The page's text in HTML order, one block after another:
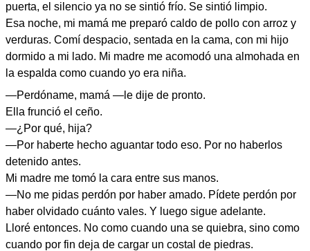
puerta, el silencio ya no se sintió frío. Se sintió limpio.
Esa noche, mi mamá me preparó caldo de pollo con arroz y
verduras. Comí despacio, sentada en la cama, con mi hijo
dormido a mi lado. Mi madre me acomodó una almohada en
la espalda como cuando yo era niña.
—Perdóname, mamá —le dije de pronto.
Ella frunció el ceño.
—¿Por qué, hija?
—Por haberte hecho aguantar todo eso. Por no haberlos
detenido antes.
Mi madre me tomó la cara entre sus manos.
—No me pidas perdón por haber amado. Pídete perdón por
haber olvidado cuánto vales. Y luego sigue adelante.
Lloré entonces. No como cuando una se quiebra, sino como
cuando por fin deja de cargar un costal de piedras.